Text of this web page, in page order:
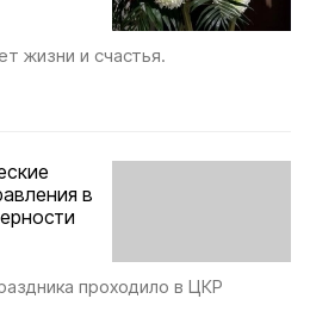
жизни и счастья.
в
проходило в ЦКР